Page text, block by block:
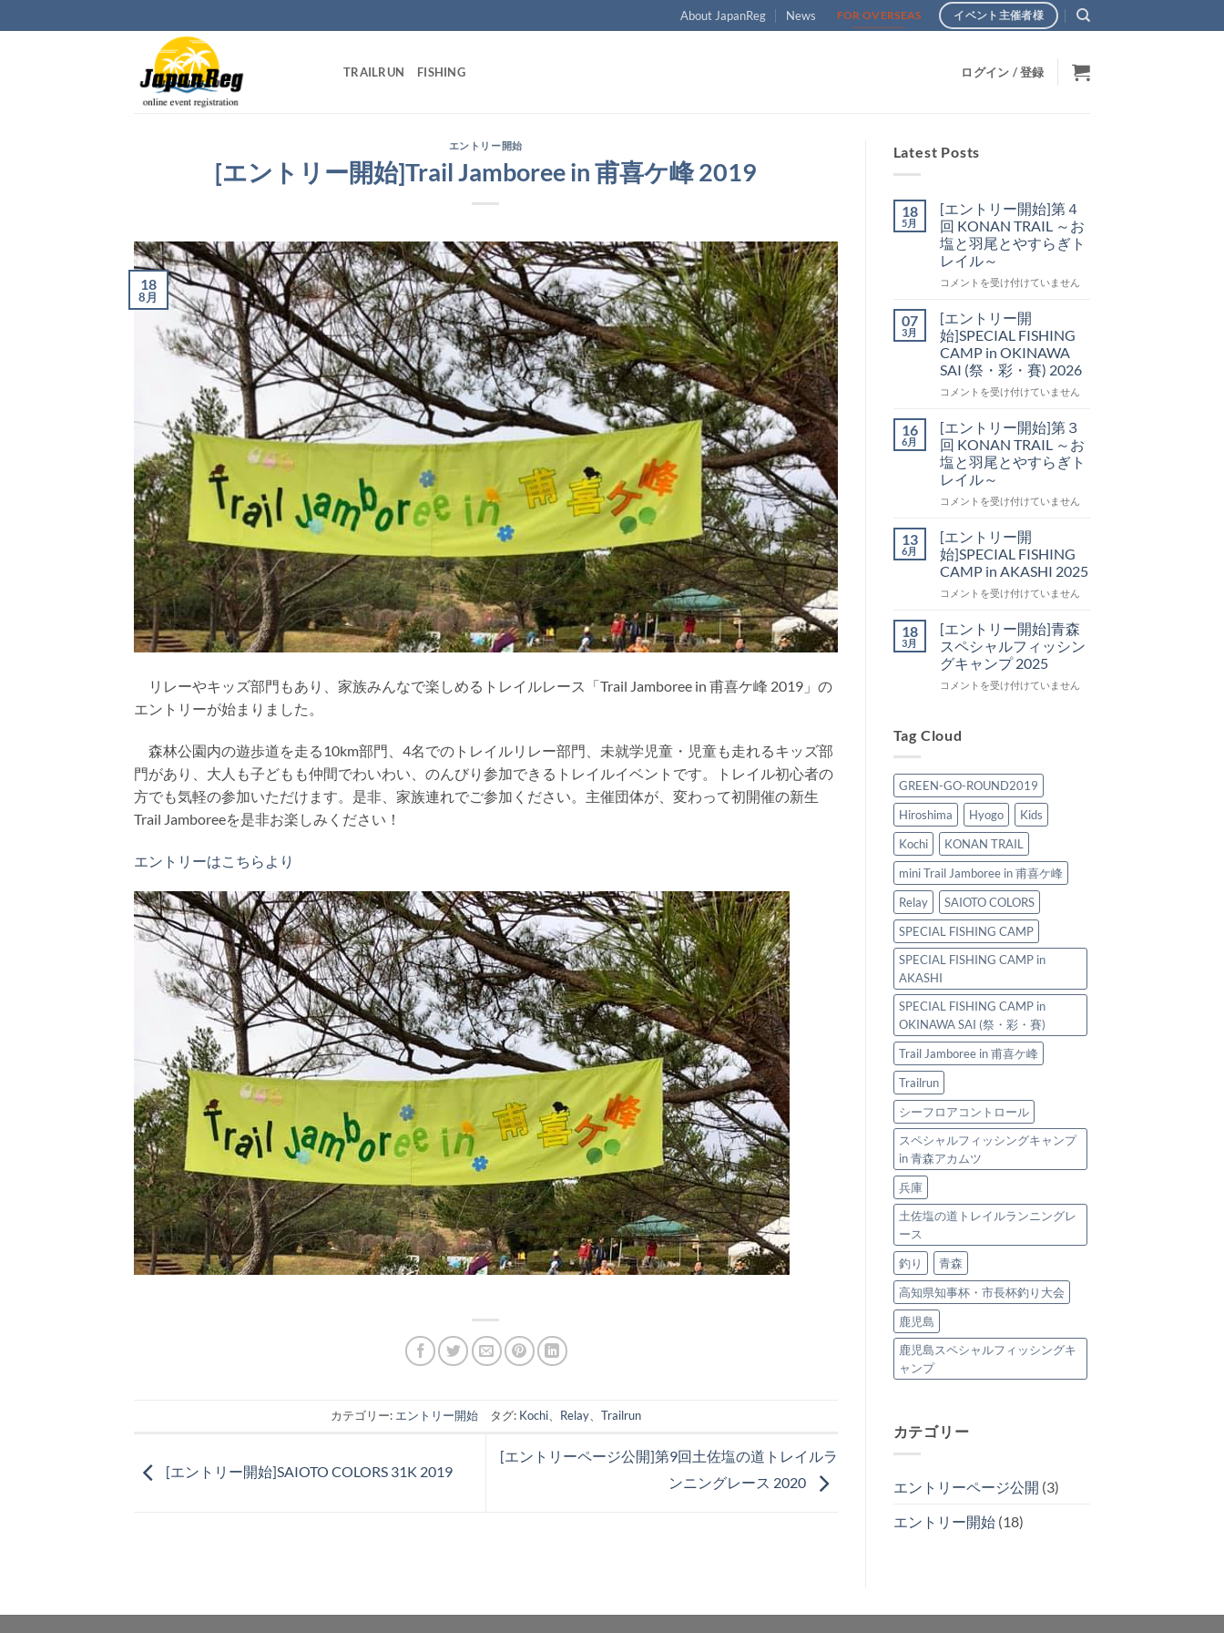
to
About JapanReg News FOR OVERSEAS イベント主催者様
TRAILRUN FISHING ログイン / 登録
エントリー開始
[エントリー開始]Trail Jamboree in 甫喜ケ峰 2019
18
8月
リレーやキッズ部門もあり、家族みんなで楽しめるトレイルレース「Trail Jamboree in 甫喜ケ峰 2019」の
エントリーが始まりました。
森林公園内の遊歩道を走る10km部門、4名でのトレイルリレー部門、未就学児童・児童も走れるキッズ部
門があり、大人も子どもも仲間でわいわい、のんびり参加できるトレイルイベントです。トレイル初心者の
方でも気軽の参加いただけます。是非、家族連れでご参加ください。主催団体が、変わって初開催の新生
Trail Jamboreeを是非お楽しみください！
エントリーはこちらより
カテゴリー: エントリー開始タグ: Kochi、 Relay、 Trailrun
[エントリー開始]SAIOTO COLORS 31K 2019
[エントリーページ公開]第9回土佐塩の道トレイルラ
ンニングレース 2020
Latest Posts
18
5月
[エントリー開始]第４
回 KONAN TRAIL ～お
塩と羽尾とやすらぎト
レイル～
[エ
ト
リ
ー
開
始]
第
回
KONAN
TRAIL
～
お
塩
尾
と
や
す
ぎ
ト
レ
イ
ル
コメントを受け付けていません
07
3月
[エントリー開
始]SPECIAL FISHING
CAMP in OKINAWA
SAI (祭・彩・賽) 2026
[エ
ト
リ
ー
開
始]SPECIAL
FISHING
in
OKINAWA
SAI
(祭・
彩・
2026
は
コメントを受け付けていません
16
6月
[エントリー開始]第３
回 KONAN TRAIL ～お
塩と羽尾とやすらぎト
レイル～
[エ
ト
リ
ー
開
始]
３
回
KONAN
TRAIL
～
と
と
や
ら
ぎ
ト
レ
イ
ル
～
は
コメントを受け付けていません
13
6月
[エントリー開
始]SPECIAL FISHING
CAMP in AKASHI 2025
[エ
ト
リ
ー
開
始]SPECIAL
は
コメントを受け付けていません
18
3月
[エントリー開始]青森
スペシャルフィッシン
グキャンプ 2025
[エ
始]
青
森
ス
ペ
シ
ャ
ル
フ
ィ
ッ
シ
ン
キ
ャ
ン
プ
2025
は
コメントを受け付けていません
Tag Cloud
GREEN-GO-ROUND2019
Hiroshima
Hyogo
Kids
Kochi
KONAN TRAIL
mini Trail Jamboree in 甫喜ケ峰
Relay
SAIOTO COLORS
SPECIAL FISHING CAMP
SPECIAL FISHING CAMP in
AKASHI
SPECIAL FISHING CAMP in
OKINAWA SAI (祭・彩・賽)
Trail Jamboree in 甫喜ケ峰
Trailrun
シーフロアコントロール
スペシャルフィッシングキャンプ
in 青森アカムツ
兵庫
土佐塩の道トレイルランニングレ
ース
釣り
青森
高知県知事杯・市長杯釣り大会
鹿児島
鹿児島スペシャルフィッシングキ
ャンプ
カテゴリー
エントリーページ公開 (3)
エントリー開始(18)